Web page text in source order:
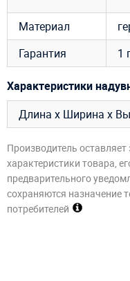
Материал
Гарантия
1
Характеристики
Длина х Ширина х
Производитель
характеристики товара,
предварительного
сохраняются назначение
потребителей